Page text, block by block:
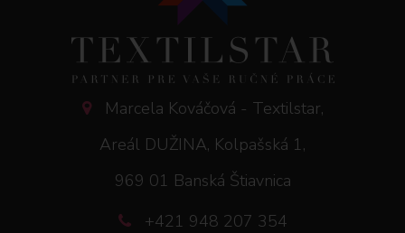
Marcela Kováčová - Textilstar,
Areál DUŽINA, Kolpašská 1,
969 01 Banská Štiavnica
+421 948 207 354